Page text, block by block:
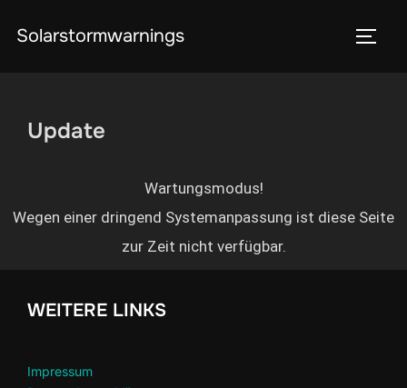
Solarstormwarnings
Update
Wartungsmodus!
Wegen einer dringend Systemanpassung ist diese Seite
zur Zeit nicht verfügbar.
WEITERE LINKS
Impressum